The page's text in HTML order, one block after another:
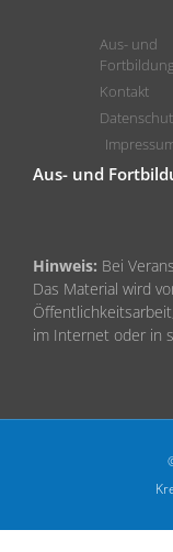
Aus- und
Kontakt
Aus- und
Hinweis: Bei
Das Material wird
im Internet oder in